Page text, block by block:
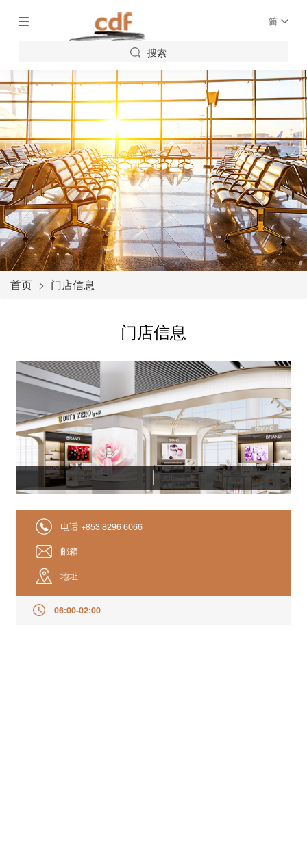
搜索
简
首页 门店信息
门店信息
电话 +853 8296 6066
邮箱
地址
06:00-02:00